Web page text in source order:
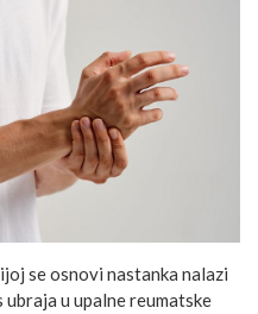
se osnovi nastanka nalazi
u upalne reumatske